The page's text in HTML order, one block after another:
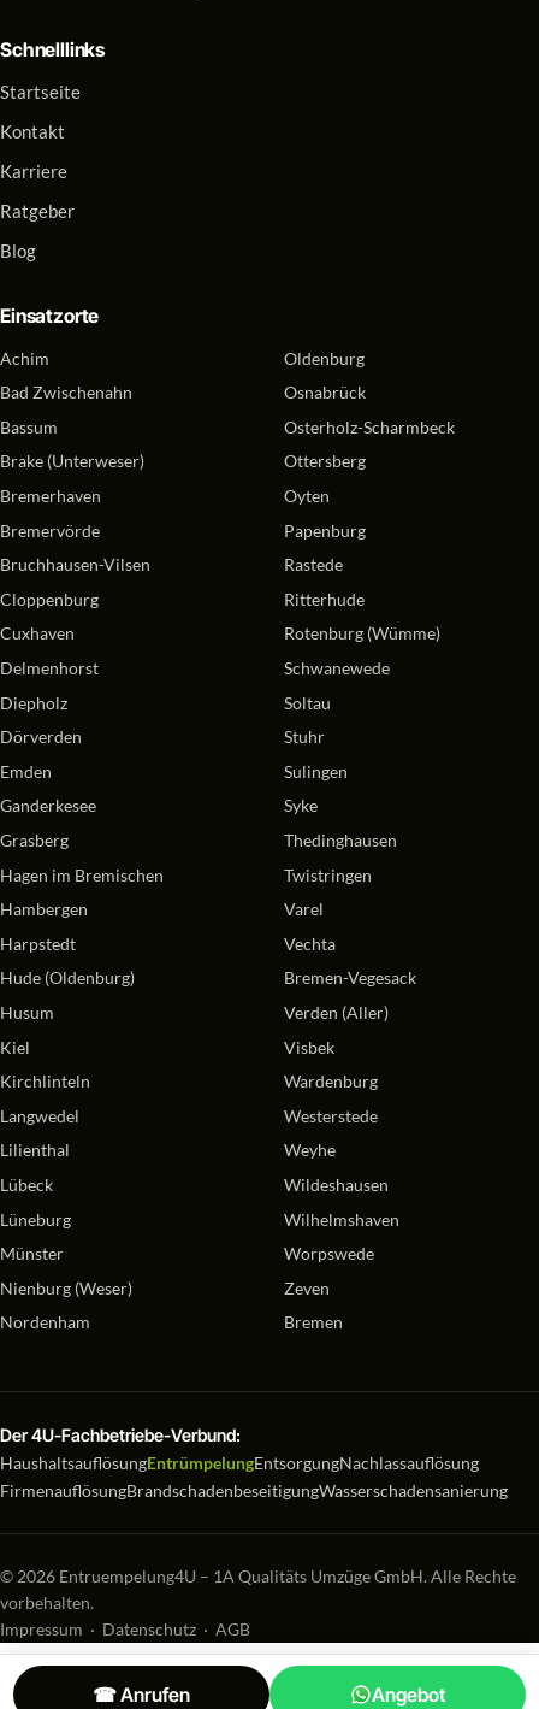
Schnelllinks
Startseite
Kontakt
Karriere
Ratgeber
Blog
Einsatzorte
Achim
Bad Zwischenahn
Bassum
Brake (Unterweser)
Bremerhaven
Bremervörde
Bruchhausen-Vilsen
Cloppenburg
Cuxhaven
Delmenhorst
Diepholz
Dörverden
Emden
Ganderkesee
Grasberg
Hagen im Bremischen
Hambergen
Harpstedt
Hude (Oldenburg)
Husum
Kiel
Kirchlinteln
Langwedel
Lilienthal
Lübeck
Lüneburg
Münster
Nienburg (Weser)
Nordenham
Oldenburg
Osnabrück
Osterholz-Scharmbeck
Ottersberg
Oyten
Papenburg
Rastede
Ritterhude
Rotenburg (Wümme)
Schwanewede
Soltau
Stuhr
Sulingen
Syke
Thedinghausen
Twistringen
Varel
Vechta
Bremen-Vegesack
Verden (Aller)
Visbek
Wardenburg
Westerstede
Weyhe
Wildeshausen
Wilhelmshaven
Worpswede
Zeven
Bremen
Der 4U-Fachbetriebe-Verbund:
HaushaltsauflösungEntrümpelungEntsorgungNachlassauflösung
FirmenauflösungBrandschadenbeseitigungWasserschadensanierung
© 2026 Entruempelung4U – 1A Qualitäts Umzüge GmbH. Alle Rechte
vorbehalten.
Impressum · Datenschutz · AGB
☎ Anrufen Angebot